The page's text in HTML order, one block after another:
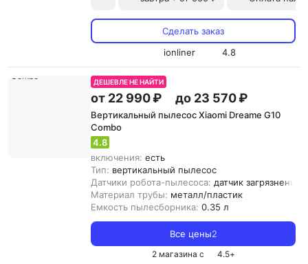
Сделать заказ
ionliner
4.8
ДЕШЕВЛЕ НЕ НАЙТИ
от 22 990 ₽ до 23 570 ₽
Вертикальный пылесос Xiaomi Dreame G10
Combo
4.8
включения: есть
Тип: вертикальный пылесос
Датчики робота-пылесоса: датчик
Материал трубы: металл/пластик
Емкость пылесборника: 0.35 л
Все цены2
2 магазина с 4.5+